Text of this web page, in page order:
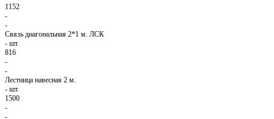
1152
-
-
Связь диагональная 2*1 м. ЛСК
- шт.
816
-
-
Лестница навесная 2 м.
- шт.
1500
-
-